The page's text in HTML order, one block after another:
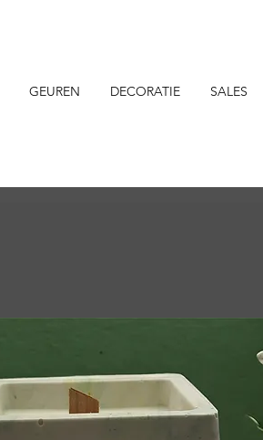
GEUREN DECORATIE SALES